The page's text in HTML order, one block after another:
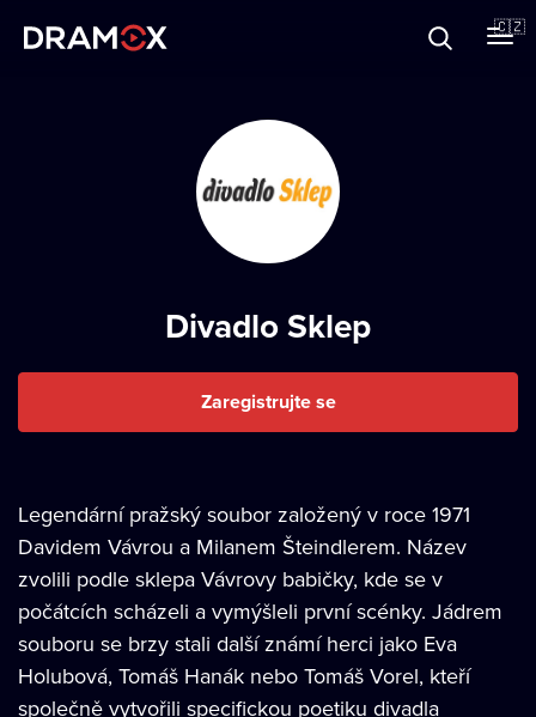
🇨🇿
Divadlo Sklep
Zaregistrujte se
Legendární pražský soubor založený v roce 1971
Davidem Vávrou a Milanem Šteindlerem. Název
zvolili podle sklepa Vávrovy babičky, kde se v
počátcích scházeli a vymýšleli první scénky. Jádrem
souboru se brzy stali další známí herci jako Eva
Holubová, Tomáš Hanák nebo Tomáš Vorel, kteří
společně vytvořili specifickou poetiku divadla